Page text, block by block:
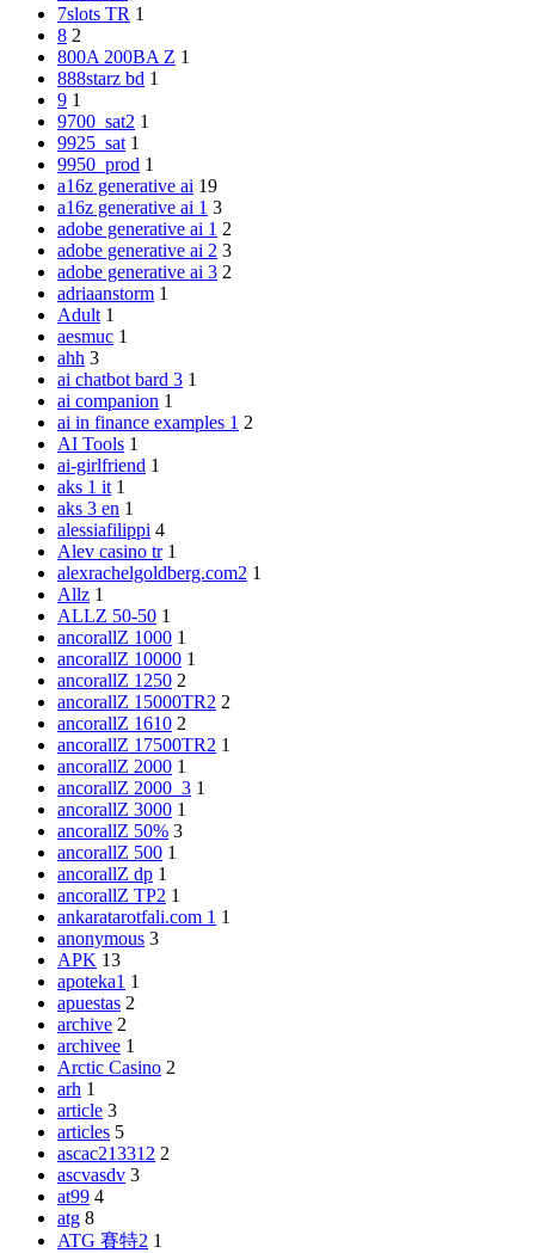
7slots TR 1
8 2
800A 200BA Z 1
888starz bd 1
9 1
9700_sat2 1
9925_sat 1
9950_prod 1
a16z generative ai 19
a16z generative ai 1 3
adobe generative ai 1 2
adobe generative ai 2 3
adobe generative ai 3 2
adriaanstorm 1
Adult 1
aesmuc 1
ahh 3
ai chatbot bard 3 1
ai companion 1
ai in finance examples 1 2
AI Tools 1
ai-girlfriend 1
aks 1 it 1
aks 3 en 1
alessiafilippi 4
Alev casino tr 1
alexrachelgoldberg.com2 1
Allz 1
ALLZ 50-50 1
ancorallZ 1000 1
ancorallZ 10000 1
ancorallZ 1250 2
ancorallZ 15000TR2 2
ancorallZ 1610 2
ancorallZ 17500TR2 1
ancorallZ 2000 1
ancorallZ 2000_3 1
ancorallZ 3000 1
ancorallZ 50% 3
ancorallZ 500 1
ancorallZ dp 1
ancorallZ TP2 1
ankaratarotfali.com 1 1
anonymous 3
APK 13
apoteka1 1
apuestas 2
archive 2
archivee 1
Arctic Casino 2
arh 1
article 3
articles 5
ascac213312 2
ascvasdv 3
at99 4
atg 8
ATG 賽特2 1